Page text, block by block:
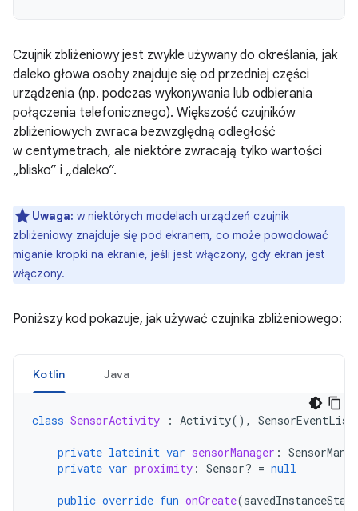
Czujnik zbliżeniowy jest zwykle używany do określania, jak
daleko głowa osoby znajduje się od przedniej części
urządzenia (np. podczas wykonywania lub odbierania
połączenia telefonicznego). Większość czujników
zbliżeniowych zwraca bezwzględną odległość
w centymetrach, ale niektóre zwracają tylko wartości
„blisko” i „daleko”.
Uwaga: w niektórych modelach urządzeń czujnik
zbliżeniowy znajduje się pod ekranem, co może powodować
miganie kropki na ekranie, jeśli jest włączony, gdy ekran jest
włączony.
Poniższy kod pokazuje, jak używać czujnika zbliżeniowego:
Kotlin Java
class SensorActivity : Activity(),
private lateinit var sensorManager :
private var proximity : Sensor? = null
public override fun onCreate(savedInstanceState